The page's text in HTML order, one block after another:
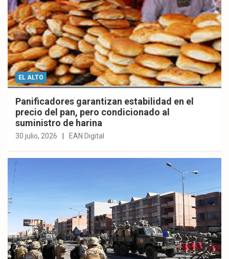
EL ALTO
Panificadores garantizan estabilidad en el
precio del pan, pero condicionado al
suministro de harina
30 julio, 2026 EAN Digital